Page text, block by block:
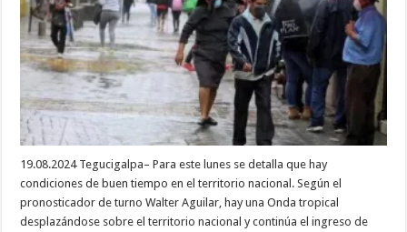
19.08.2024 Tegucigalpa– Para este lunes se detalla que hay
condiciones de buen tiempo en el territorio nacional. Según el
pronosticador de turno Walter Aguilar, hay una Onda tropical
desplazándose sobre el territorio nacional y continúa el ingreso de